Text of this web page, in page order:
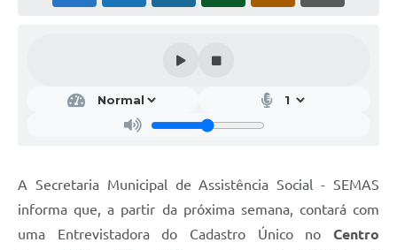
A Secretaria Municipal de Assistência Social - SEMAS
informa que, a partir da próxima semana, contará com
uma Entrevistadora do Cadastro Único no Centro